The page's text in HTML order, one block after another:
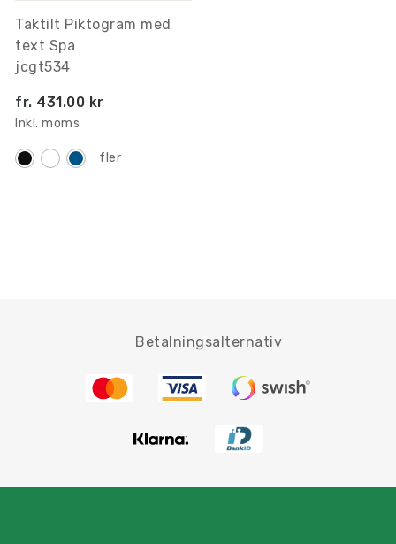
Taktilt Piktogram med
text Spa
jcgt534
fr. 431.00 kr
Inkl. moms
fler
Betalningsalternativ